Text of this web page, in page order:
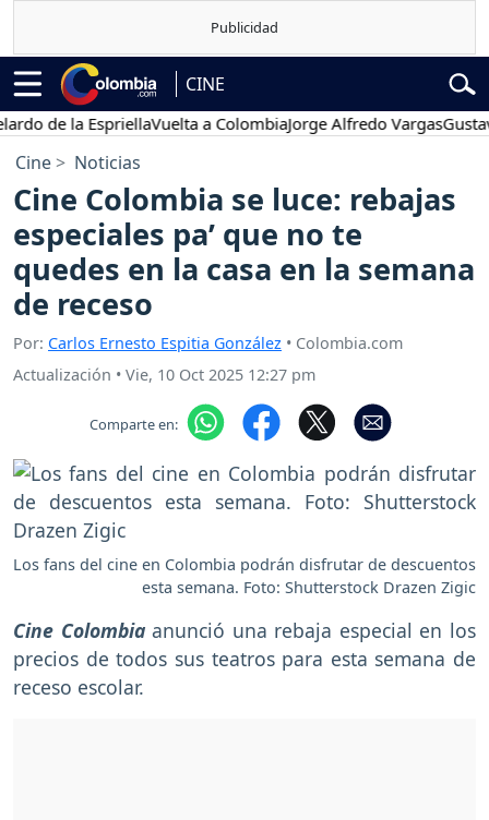
CINE
la EspriellaVuelta a ColombiaJorge Alfredo VargasGustavo
Cine Noticias
Cine Colombia se luce: rebajas
especiales pa’ que no te
quedes en la casa en la semana
de receso
Por: Carlos Ernesto Espitia González • Colombia.com
Actualización • Vie, 10 Oct 2025 12:27 pm
Comparte en:
Los fans del cine en Colombia podrán disfrutar de descuentos
esta semana. Foto: Shutterstock Drazen Zigic
Cine Colombiaanunció una rebaja especial en los
precios de todos sus teatros para esta semana de
receso escolar.